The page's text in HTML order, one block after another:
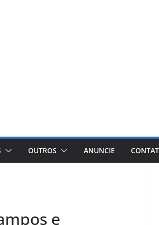
OUTROS ANUNCIE
e